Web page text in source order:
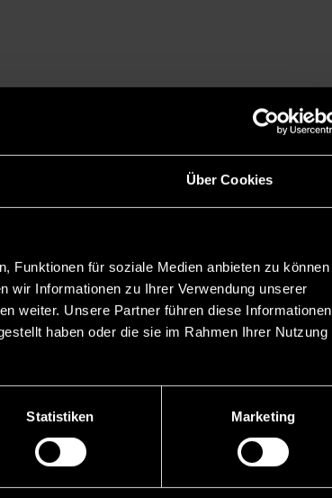
Über Cookies
Funktionen für soziale Medien anbieten zu können
wir Informationen zu Ihrer Verwendung unserer
weiter. Unsere Partner führen diese Informationen
haben oder die sie im Rahmen Ihrer Nutzung
Statistiken Marketing